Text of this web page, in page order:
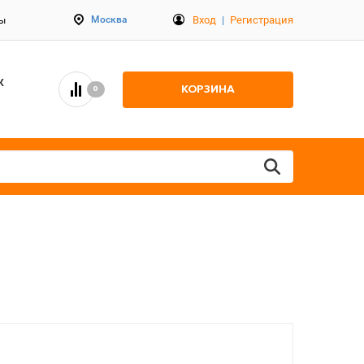
Москва Вход | Регистрация
0 КОРЗИНА